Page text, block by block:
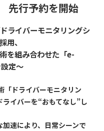
先行予約を開始
ライバーモニタリングシ
用、
を組み合わせた「e-
定～
「ドライバーモニタリン
イバーを“おもてなし”し
速により、日常シーンで